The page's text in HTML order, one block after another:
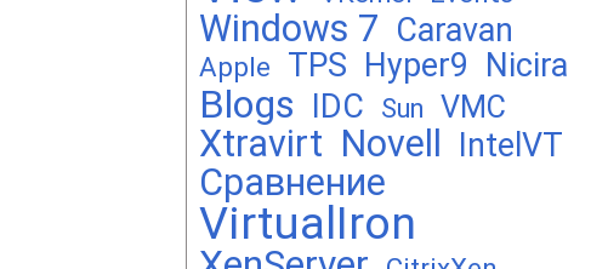
Windows 7 Caravan
Apple TPS Hyper9 Nicira
Blogs IDC Sun VMC
Xtravirt Novell IntelVT
Сравнение
VirtualIron